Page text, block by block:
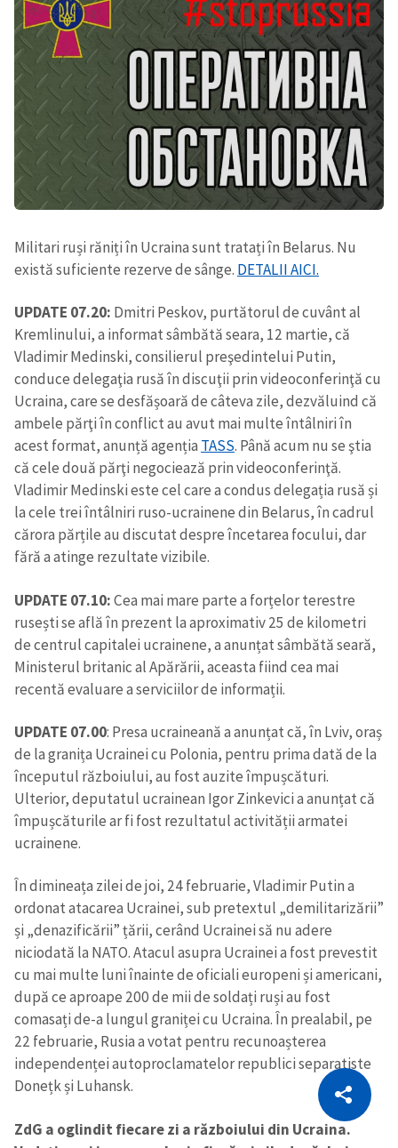
Copiază Link
Militari ruși răniți în Ucraina sunt tratați în Belarus. Nu
există suficiente rezerve de sânge. DETALII AICI.
UPDATE 07.20: Dmitri Peskov, purtătorul de cuvânt al
Kremlinului, a informat sâmbătă seara, 12 martie, că
Vladimir Medinski, consilierul preşedintelui Putin,
conduce delegaţia rusă în discuţii prin videoconferinţă cu
Ucraina, care se desfășoară de câteva zile, dezvăluind că
ambele părţi în conflict au avut mai multe întâlniri în
acest format, anunță agenția TASS. Până acum nu se ştia
că cele două părţi negociează prin videoconferinţă.
Vladimir Medinski este cel care a condus delegația rusă și
la cele trei întâlniri ruso-ucrainene din Belarus, în cadrul
cărora părțile au discutat despre încetarea focului, dar
fără a atinge rezultate vizibile.
UPDATE 07.10:Cea mai mare parte a forțelor terestre
rusești se află în prezent la aproximativ 25 de kilometri
de centrul capitalei ucrainene, a anunțat sâmbătă seară,
Ministerul britanic al Apărării, aceasta fiind cea mai
recentă evaluare a serviciilor de informații.
UPDATE 07.00: Presa ucraineană a anunțat că, în Lviv, oraș
de la granița Ucrainei cu Polonia, pentru prima dată de la
începutul războiului, au fost auzite împușcături.
Ulterior, deputatul ucrainean Igor Zinkevici a anunțat că
împușcăturile ar fi fost rezultatul activității armatei
ucrainene.
În dimineața zilei de joi, 24 februarie, Vladimir Putin a
ordonat atacarea Ucrainei, sub pretextul „demilitarizării”
și „denazificării” țării, cerând Ucrainei să nu adere
niciodată la NATO. Atacul asupra Ucrainei a fost prevestit
cu mai multe luni înainte de oficiali europeni și americani,
după ce aproape 200 de mii de soldați ruși au fost
comasați de-a lungul graniței cu Ucraina. În prealabil, pe
22 februarie, Rusia a votat pentru recunoașterea
independenței autoproclamatelor republici separatiste
Donețk și Luhansk.
ZdG a oglindit fiecare zi a războiului din Ucraina.
CITEȘTE